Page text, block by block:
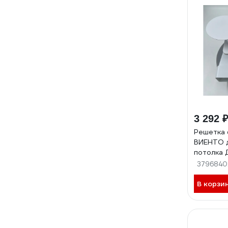
3 292 ₽
Решетка
ВИЕНТО
потолка
трубу
SECRET
В